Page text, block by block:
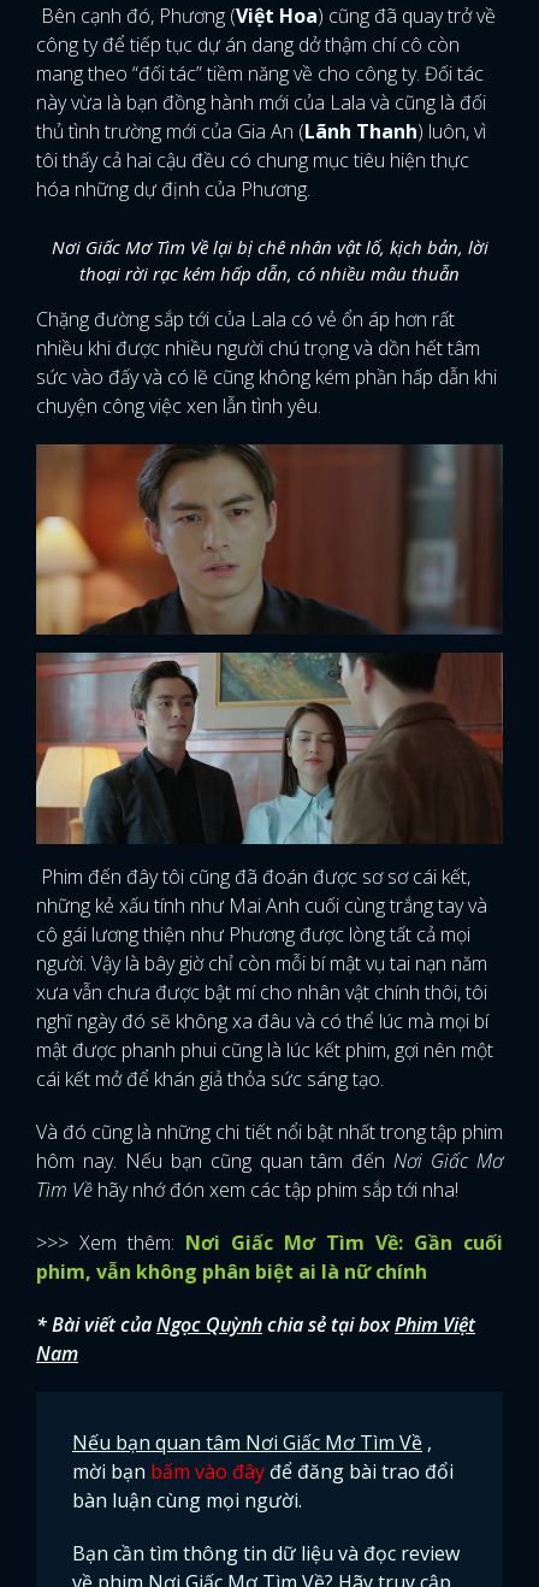
Bên cạnh đó, Phương (Việt Hoa) cũng đã quay trở về
công ty để tiếp tục dự án dang dở thậm chí cô còn
mang theo “đối tác” tiềm năng về cho công ty. Đối tác
này vừa là bạn đồng hành mới của Lala và cũng là đối
thủ tình trường mới của Gia An (Lãnh Thanh) luôn, vì
tôi thấy cả hai cậu đều có chung mục tiêu hiện thực
hóa những dự định của Phương.
Nơi Giấc Mơ Tìm Về lại bị chê nhân vật lố, kịch bản, lời
thoại rời rạc kém hấp dẫn, có nhiều mâu thuẫn
Chặng đường sắp tới của Lala có vẻ ổn áp hơn rất
nhiều khi được nhiều người chú trọng và dồn hết tâm
sức vào đấy và có lẽ cũng không kém phần hấp dẫn khi
chuyện công việc xen lẫn tình yêu.
Phim đến đây tôi cũng đã đoán được sơ sơ cái kết,
những kẻ xấu tính như Mai Anh cuối cùng trắng tay và
cô gái lương thiện như Phương được lòng tất cả mọi
người. Vậy là bây giờ chỉ còn mỗi bí mật vụ tai nạn năm
xưa vẫn chưa được bật mí cho nhân vật chính thôi, tôi
nghĩ ngày đó sẽ không xa đâu và có thể lúc mà mọi bí
mật được phanh phui cũng là lúc kết phim, gợi nên một
cái kết mở để khán giả thỏa sức sáng tạo.
Và đó cũng là những chi tiết nổi bật nhất trong tập phim
hôm nay. Nếu bạn cũng quan tâm đếnNơi Giấc Mơ
Tìm Về hãy nhớ đón xem các tập phim sắp tới nha!
>>> Xem thêm: Nơi Giấc Mơ Tìm Về: Gần cuối
phim, vẫn không phân biệt ai là nữ chính
* Bài viết củaNgọc Quỳnhchia sẻ tại boxPhim Việt
Nam
Nếu bạn quan tâm Nơi Giấc Mơ Tìm Về ,
mời bạn bấm vào đây để đăng bài trao đổi
bàn luận cùng mọi người.
Bạn cần tìm thông tin dữ liệu và đọc review